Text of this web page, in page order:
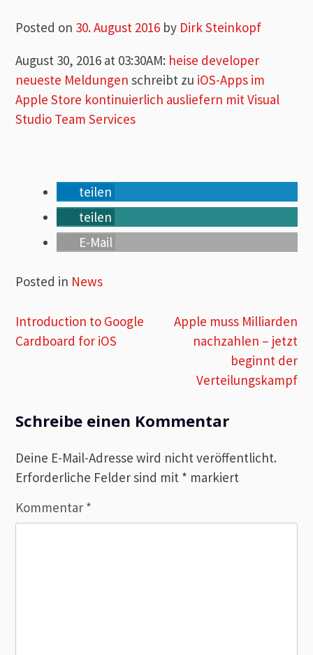
Posted on 30. August 2016 by Dirk Steinkopf
August 30, 2016 at 03:30AM: heise developer
neueste Meldungen schreibt zu iOS-Apps im
Apple Store kontinuierlich ausliefern mit Visual
Studio Team Services
teilen
teilen
E-Mail
Posted in News
Beitragsnavigation
Introduction to Google
Cardboard for iOS
Apple muss Milliarden
nachzahlen – jetzt
beginnt der
Verteilungskampf
Schreibe einen Kommentar
Deine E-Mail-Adresse wird nicht veröffentlicht.
Erforderliche Felder sind mit * markiert
Kommentar *